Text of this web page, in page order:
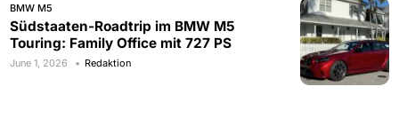
BMW M5
Südstaaten-Roadtrip im BMW M5
Touring: Family Office mit 727 PS
June 1, 2026 Redaktion